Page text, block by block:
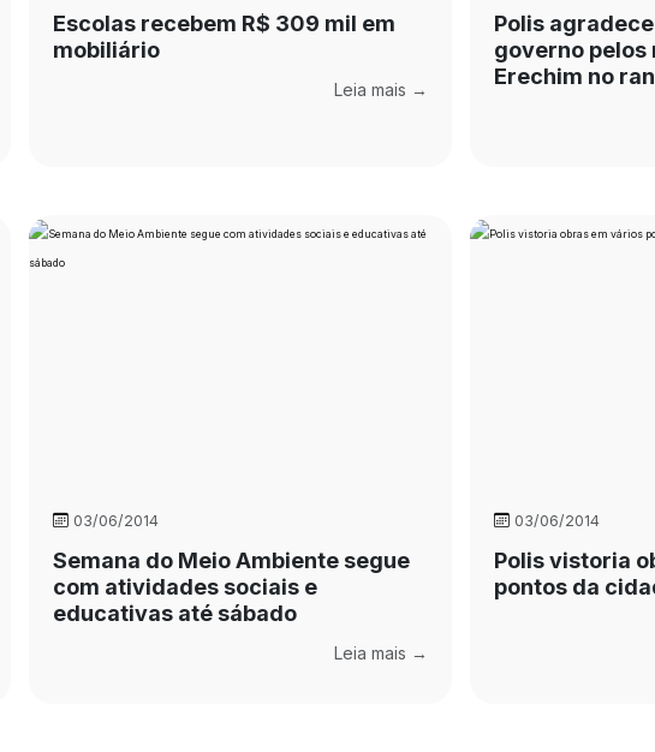
Escolas recebem R$ 309 mil em
mobiliário
Leia mais →
Polis
governo pelos
Erechim no
03/06/2014
Semana do Meio Ambiente segue
com atividades sociais e
educativas até sábado
Leia mais →
03/06/2014
Polis vistoria
pontos da